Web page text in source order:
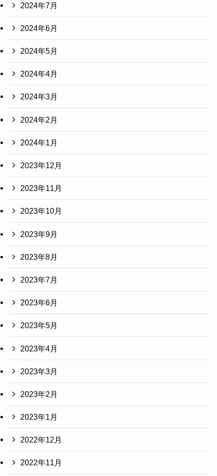
2024年7月
2024年6月
2024年5月
2024年4月
2024年3月
2024年2月
2024年1月
2023年12月
2023年11月
2023年10月
2023年9月
2023年8月
2023年7月
2023年6月
2023年5月
2023年4月
2023年3月
2023年2月
2023年1月
2022年12月
2022年11月